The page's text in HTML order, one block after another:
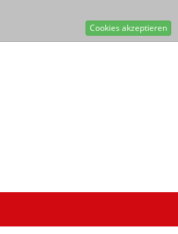
Cookies akzeptieren